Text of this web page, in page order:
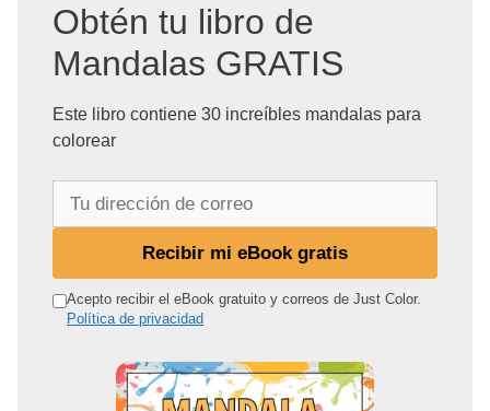
Obtén tu libro de
Mandalas GRATIS
Este libro contiene 30 increíbles mandalas para
colorear
r
Recibir mi eBook gratis
Acepto recibir el eBook gratuito y correos de Just Color.
Política de privacidad